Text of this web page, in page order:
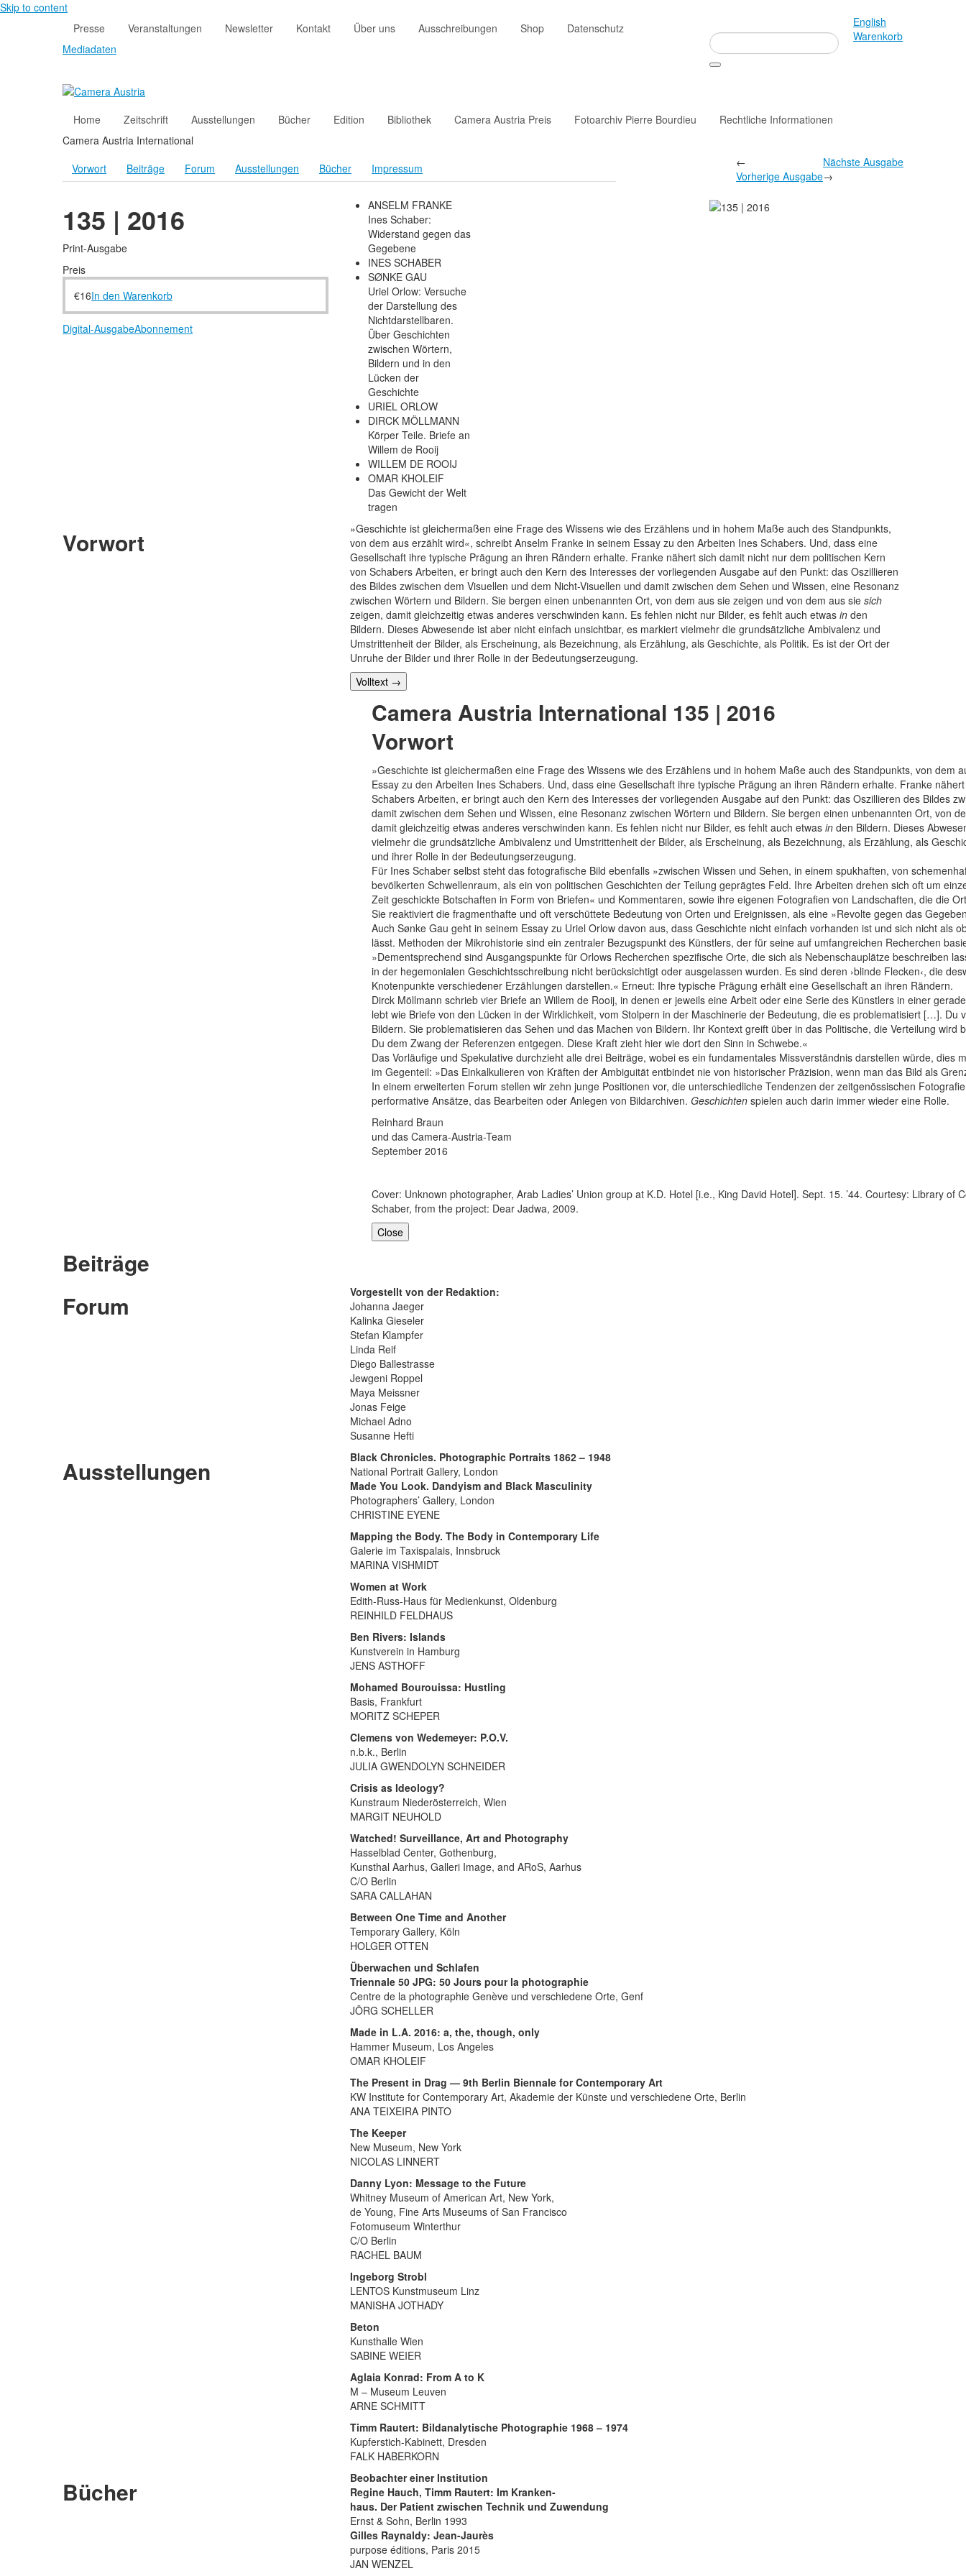
Skip to content
Presse
Veranstaltungen Newsletter Kontakt Über uns Ausschreibungen Shop
Datenschutz
Mediadaten
English
Warenkorb
Home Zeitschrift Ausstellungen Bücher Edition Bibliothek Camera Austria Preis Fotoarchiv Pierre Bourdieu
Rechtliche Informationen
Camera Austria International
Vorwort
Beiträge Forum Ausstellungen Bücher Impressum
←
Vorherige Ausgabe
Nächste Ausgabe
→
135 | 2016
Print-Ausgabe
Preis
€16In den Warenkorb
Digital-AusgabeAbonnement
ANSELM FRANKE
Ines Schaber:
Widerstand gegen das
Gegebene
INES SCHABER
SØNKE GAU
Uriel Orlow: Versuche
der Darstellung des
Nichtdarstellbaren.
Über Geschichten
zwischen Wörtern,
Bildern und in den
Lücken der
Geschichte
URIEL ORLOW
DIRCK MÖLLMANN
Körper Teile. Briefe an
Willem de Rooij
WILLEM DE ROOIJ
OMAR KHOLEIF
Das Gewicht der Welt
tragen
Vorwort
»Geschichte ist gleichermaßen eine Frage des Wissens wie des Erzählens und in hohem Maße auch des Standpunkts,
von dem aus erzählt wird«, schreibt Anselm Franke in seinem Essay zu den Arbeiten Ines Schabers. Und, dass eine
Gesellschaft ihre typische Prägung an ihren Rändern erhalte. Franke nähert sich damit nicht nur dem politischen Kern
von Schabers Arbeiten, er bringt auch den Kern des Interesses der vorliegenden Ausgabe auf den Punkt: das Oszillieren
des Bildes zwischen dem Visuellen und dem Nicht-Visuellen und damit zwischen dem Sehen und Wissen, eine Resonanz
zwischen Wörtern und Bildern. Sie bergen einen unbenannten Ort, von dem aus sie zeigen und von dem aus sie sich
zeigen, damit gleichzeitig etwas anderes verschwinden kann. Es fehlen nicht nur Bilder, es fehlt auch etwas in den
Bildern. Dieses Abwesende ist aber nicht einfach unsichtbar, es markiert vielmehr die grundsätzliche Ambivalenz und
Umstrittenheit der Bilder, als Erscheinung, als Bezeichnung, als Erzählung, als Geschichte, als Politik. Es ist der Ort der
Unruhe der Bilder und ihrer Rolle in der Bedeutungserzeugung.
Volltext →
Camera Austria International 135 | 2016
Vorwort
»Geschichte ist gleichermaßen eine Frage des Wissens wie des Erzählens und in hohem Maße auch des Standpunkts, von dem
Essay zu den Arbeiten Ines Schabers. Und, dass eine Gesellschaft ihre typische Prägung an ihren Rändern erhalte. Franke
Schabers Arbeiten, er bringt auch den Kern des Interesses der vorliegenden Ausgabe auf den Punkt: das Oszillieren des Bildes
damit zwischen dem Sehen und Wissen, eine Resonanz zwischen Wörtern und Bildern. Sie bergen einen unbenannten Ort, von
damit gleichzeitig etwas anderes verschwinden kann. Es fehlen nicht nur Bilder, es fehlt auch etwas in den Bildern. Dieses
vielmehr die grundsätzliche Ambivalenz und Umstrittenheit der Bilder, als Erscheinung, als Bezeichnung, als Erzählung, als
und ihrer Rolle in der Bedeutungserzeugung.
Für Ines Schaber selbst steht das fotografische Bild ebenfalls »zwischen Wissen und Sehen, in einem spukhaften, von
bevölkerten Schwellenraum, als ein von politischen Geschichten der Teilung geprägtes Feld. Ihre Arbeiten drehen sich oft um
Zeit geschickte Botschaften in Form von Briefen« und Kommentaren, sowie ihre eigenen Fotografien von Landschaften, die die
Sie reaktiviert die fragmenthafte und oft verschüttete Bedeutung von Orten und Ereignissen, als eine »Revolte gegen das
Auch Sønke Gau geht in seinem Essay zu Uriel Orlow davon aus, dass Geschichte nicht einfach vorhanden ist und sich nicht als
lässt. Methoden der Mikrohistorie sind ein zentraler Bezugspunkt des Künstlers, der für seine auf umfangreichen Recherchen
»Dementsprechend sind Ausgangspunkte für Orlows Recherchen spezifische Orte, die sich als Nebenschauplätze beschreiben
in der hegemonialen Geschichtsschreibung nicht berücksichtigt oder ausgelassen wurden. Es sind deren ›blinde Flecken‹, die
Knotenpunkte verschiedener Erzählungen darstellen.« Erneut: Ihre typische Prägung erhält eine Gesellschaft an ihren Rändern.
Dirck Möllmann schrieb vier Briefe an Willem de Rooij, in denen er jeweils eine Arbeit oder eine Serie des Künstlers in einer
lebt wie Briefe von den Lücken in der Wirklichkeit, vom Stolpern in der Maschinerie der Bedeutung, die es problematisiert […]. Du
Bildern. Sie problematisieren das Sehen und das Machen von Bildern. Ihr Kontext greift über in das Politische, die Verteilung wird
Du dem Zwang der Referenzen entgegen. Diese Kraft zieht hier wie dort den Sinn in Schwebe.«
Das Vorläufige und Spekulative durchzieht alle drei Beiträge, wobei es ein fundamentales Missverständnis darstellen würde, dies
im Gegenteil: »Das Einkalkulieren von Kräften der Ambiguität entbindet nie von historischer Präzision, wenn man das Bild als
In einem erweiterten Forum stellen wir zehn junge Positionen vor, die unterschiedliche Tendenzen der zeitgenössischen
performative Ansätze, das Bearbeiten oder Anlegen von Bildarchiven. Geschichten spielen auch darin immer wieder eine Rolle.
Reinhard Braun
und das Camera-Austria-Team
September 2016
Cover: Unknown photographer, Arab Ladies’ Union group at K.D. Hotel [i.e., King David Hotel]. Sept. 15. ’44. Courtesy: Library of
Schaber, from the project: Dear Jadwa, 2009.
Close
Beiträge
Forum
Vorgestellt von der Redaktion:
Johanna Jaeger
Kalinka Gieseler
Stefan Klampfer
Linda Reif
Diego Ballestrasse
Jewgeni Roppel
Maya Meissner
Jonas Feige
Michael Adno
Susanne Hefti
Ausstellungen
Black Chronicles. Photographic Portraits 1862 – 1948
National Portrait Gallery, London
Made You Look. Dandyism and Black Masculinity
Photographers’ Gallery, London
CHRISTINE EYENE
Mapping the Body. The Body in Contemporary Life
Galerie im Taxispalais, Innsbruck
MARINA VISHMIDT
Women at Work
Edith-Russ-Haus für Medienkunst, Oldenburg
REINHILD FELDHAUS
Ben Rivers: Islands
Kunstverein in Hamburg
JENS ASTHOFF
Mohamed Bourouissa: Hustling
Basis, Frankfurt
MORITZ SCHEPER
Clemens von Wedemeyer: P.O.V.
n.b.k., Berlin
JULIA GWENDOLYN SCHNEIDER
Crisis as Ideology?
Kunstraum Niederösterreich, Wien
MARGIT NEUHOLD
Watched! Surveillance, Art and Photography
Hasselblad Center, Gothenburg,
Kunsthal Aarhus, Galleri Image, and ARoS, Aarhus
C/O Berlin
SARA CALLAHAN
Between One Time and Another
Temporary Gallery, Köln
HOLGER OTTEN
Überwachen und Schlafen
Triennale 50 JPG: 50 Jours pour la photographie
Centre de la photographie Genève und verschiedene Orte, Genf
JÖRG SCHELLER
Made in L.A. 2016: a, the, though, only
Hammer Museum, Los Angeles
OMAR KHOLEIF
The Present in Drag — 9th Berlin Biennale for Contemporary Art
KW Institute for Contemporary Art, Akademie der Künste und verschiedene Orte, Berlin
ANA TEIXEIRA PINTO
The Keeper
New Museum, New York
NICOLAS LINNERT
Danny Lyon: Message to the Future
Whitney Museum of American Art, New York,
de Young, Fine Arts Museums of San Francisco
Fotomuseum Winterthur
C/O Berlin
RACHEL BAUM
Ingeborg Strobl
LENTOS Kunstmuseum Linz
MANISHA JOTHADY
Beton
Kunsthalle Wien
SABINE WEIER
Aglaia Konrad: From A to K
M – Museum Leuven
ARNE SCHMITT
Timm Rautert: Bildanalytische Photographie 1968 – 1974
Kupferstich-Kabinett, Dresden
FALK HABERKORN
Bücher
Beobachter einer Institution
Regine Hauch, Timm Rautert: Im Kranken-
haus. Der Patient zwischen Technik und Zuwendung
Ernst & Sohn, Berlin 1993
Gilles Raynaldy: Jean-Jaurès
purpose éditions, Paris 2015
JAN WENZEL